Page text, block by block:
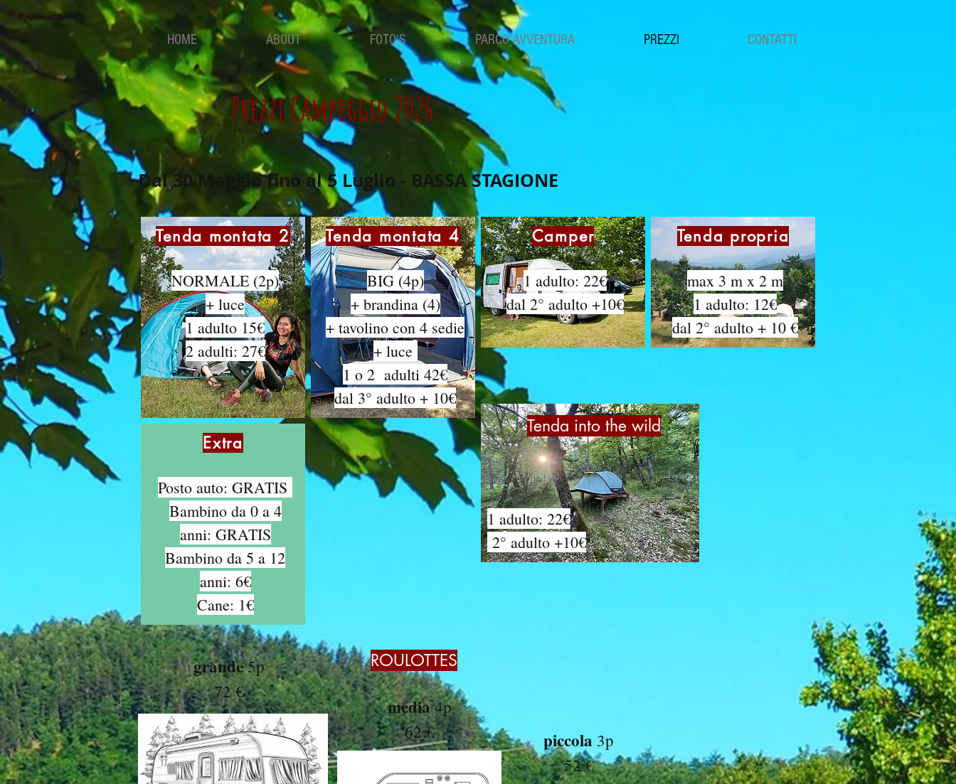
HOME ABOUT FOTO'S PARCO AVVENTURA PREZZI CONTATTI
Prezzi Campeggio 2026:
Dal 30 Maggio fino al 5 Luglio - BASSA STAGIONE
Tenda montata 2
NORMALE (2p)
+ luce
1 adulto 15€
2 adulti: 27€
Extra
Posto auto: GRATIS
Bambino da 0 a 4
anni: GRATIS
Bambino da 5 a 12
anni: 6€
Cane: 1€
Tenda montata 4
BIG (4p)
+ brandina (4)
+ tavolino con 4 sedie
+ luce
1 o 2 adulti 42€
dal 3° adulto + 10€
Camper
1 adulto: 22€
dal 2° adulto +10€
Tenda propria
max 3 m x 2 m
1 adulto: 12€
dal 2° adulto + 10 €
Tenda into the wild
1 adulto: 22€
2° adulto +10€
grande5p
72 €
ROULOTTES
media4p
62 €
piccola 3p
52 €